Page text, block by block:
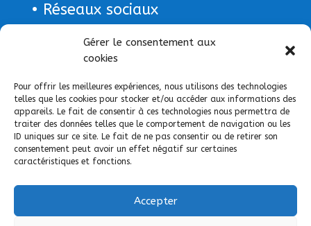
Gérer le consentement aux
cookies
Pour offrir les meilleures expériences, nous utilisons des technologies
telles que les cookies pour stocker et/ou accéder aux informations des
appareils. Le fait de consentir à ces technologies nous permettra de
traiter des données telles que le comportement de navigation ou les
ID uniques sur ce site. Le fait de ne pas consentir ou de retirer son
consentement peut avoir un effet négatif sur certaines
caractéristiques et fonctions.
Accepter
• Réseaux sociaux
Page Facebook